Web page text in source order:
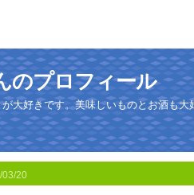
のプロフィール
大好きです。美味しいものとお酒も大
03/20